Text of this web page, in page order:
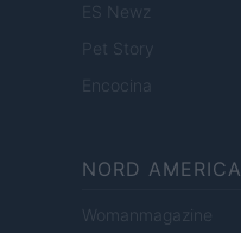
ES Newz
Pet Story
Encocina
NORD AMERICA
Womanmagazine